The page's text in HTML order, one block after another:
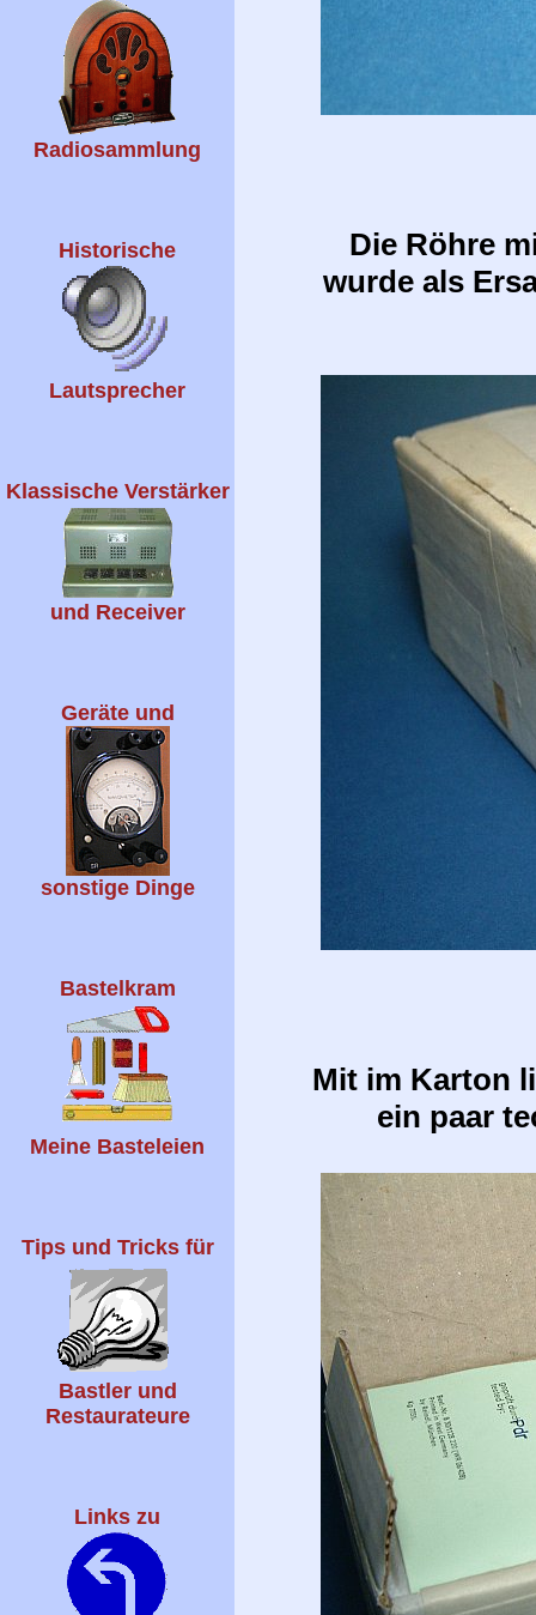
Radiosammlung
Historische
Lautsprecher
Klassische Verstärker
und Receiver
Geräte und
sonstige Dinge
Bastelkram
Meine Basteleien
Tips und Tricks für
Bastler und
Restaurateure
Links zu
Die Röhre
wurde als
Mit im Karton
ein paar